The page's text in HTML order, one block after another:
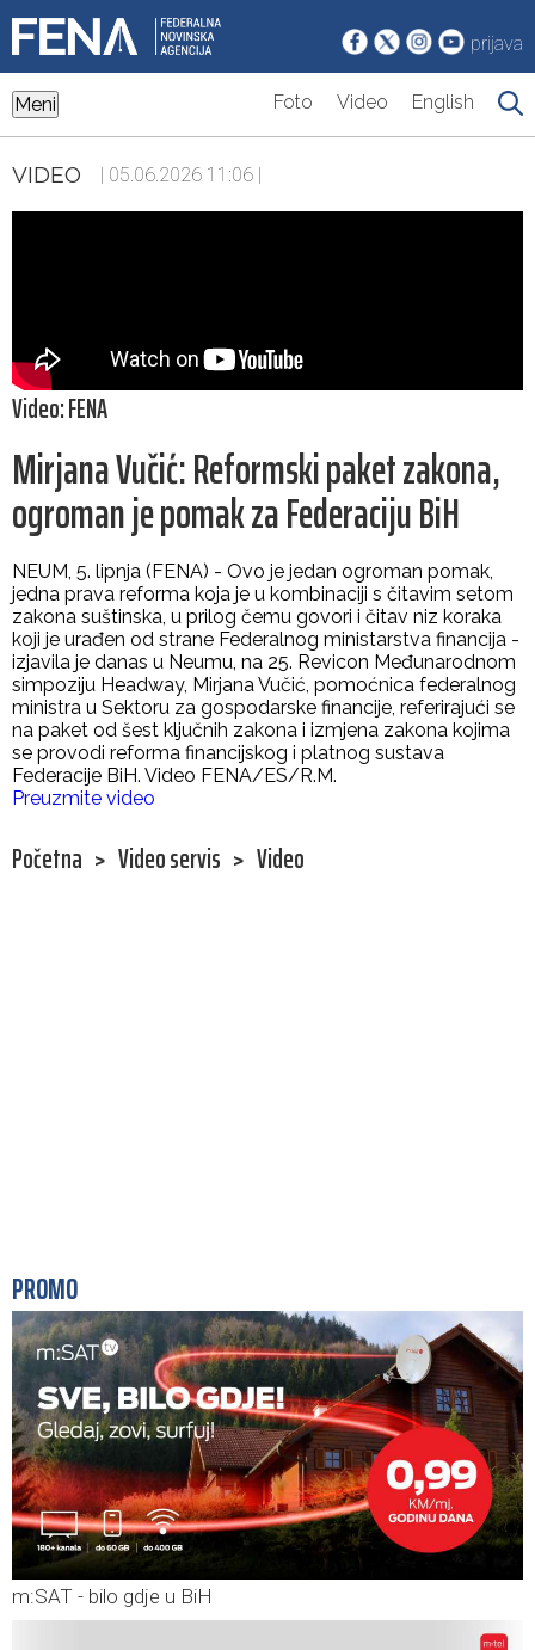
prijava
Meni Foto Video English
VIDEO | 05.06.2026 11:06 |
Video: FENA
Mirjana Vučić: Reformski paket zakona,
ogroman je pomak za Federaciju BiH
NEUM, 5. lipnja (FENA) - Ovo je jedan ogroman pomak,
jedna prava reforma koja je u kombinaciji s čitavim setom
zakona suštinska, u prilog čemu govori i čitav niz koraka
koji je urađen od strane Federalnog ministarstva financija -
izjavila je danas u Neumu, na 25. Revicon Međunarodnom
simpoziju Headway, Mirjana Vučić, pomoćnica federalnog
ministra u Sektoru za gospodarske financije, referirajući se
na paket od šest ključnih zakona i izmjena zakona kojima
se provodi reforma financijskog i platnog sustava
Federacije BiH. Video FENA/ES/R.M.
Preuzmite video
Početna > Video servis > Video
PROMO
m:SAT - bilo gdje u BiH